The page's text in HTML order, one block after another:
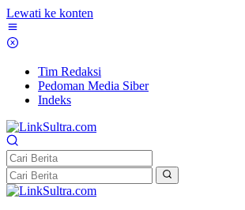
Lewati ke konten
Tim Redaksi
Pedoman Media Siber
Indeks